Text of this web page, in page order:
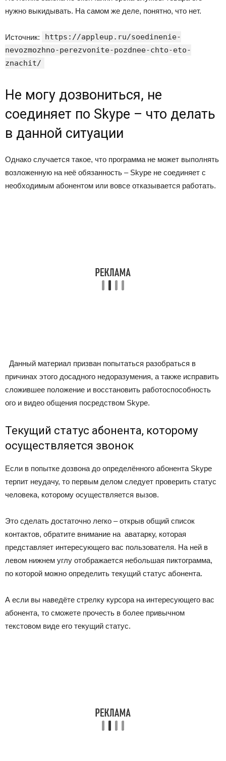
нужно выкидывать. На самом же деле, понятно, что нет.
Источник:
https://appleup.ru/soedinenie-
nevozmozhno-perezvonite-pozdnee-chto-eto-
znachit/
Не могу дозвониться, не
соединяет по Skype – что делать
в данной ситуации
Однако случается такое, что программа не может выполнять
возложенную на неё обязанность – Skype не соединяет с
необходимым абонентом или вовсе отказывается работать.
Данный материал призван попытаться разобраться в
причинах этого досадного недоразумения, а также исправить
сложившее положение и восстановить работоспособность
ого и видео общения посредством Skype.
Текущий статус абонента, которому
осуществляется звонок
Если в попытке дозвона до определённого абонента Skype
терпит неудачу, то первым делом следует проверить статус
человека, которому осуществляется вызов.
Это сделать достаточно легко – открыв общий список
контактов, обратите внимание на аватарку, которая
представляет интересующего вас пользователя. На ней в
левом нижнем углу отображается небольшая пиктограмма,
по которой можно определить текущий статус абонента.
А если вы наведёте стрелку курсора на интересующего вас
абонента, то сможете прочесть в более привычном
текстовом виде его текущий статус.